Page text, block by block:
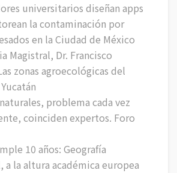
universitarios diseñan apps
la contaminación por
en la Ciudad de México
Magistral, Dr. Francisco
zonas agroecológicas del
problema cada vez
coinciden expertos. Foro
10 años: Geografía
a la altura académica europea